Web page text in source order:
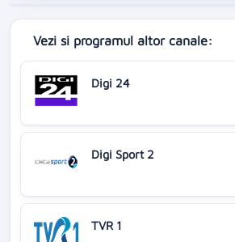
Vezi si programul altor canale:
Digi 24
Digi Sport 2
TVR 1